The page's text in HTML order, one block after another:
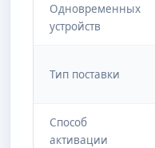
Одновременных
устройств
Тип поставки
Способ
активации